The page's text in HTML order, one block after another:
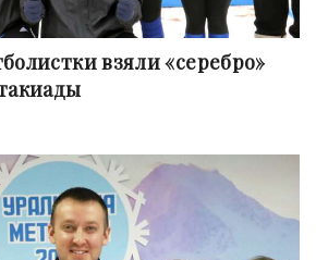
взяли «серебро»